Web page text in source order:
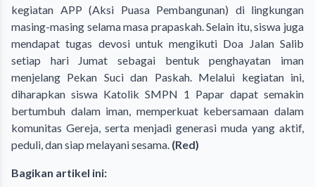
kegiatan APP (Aksi Puasa Pembangunan) di lingkungan
masing-masing selama masa prapaskah. Selain itu, siswa juga
mendapat tugas devosi untuk mengikuti Doa Jalan Salib
setiap hari Jumat sebagai bentuk penghayatan iman
menjelang Pekan Suci dan Paskah. Melalui kegiatan ini,
diharapkan siswa Katolik SMPN 1 Papar dapat semakin
bertumbuh dalam iman, memperkuat kebersamaan dalam
komunitas Gereja, serta menjadi generasi muda yang aktif,
peduli, dan siap melayani sesama. (Red)
Bagikan artikel ini: